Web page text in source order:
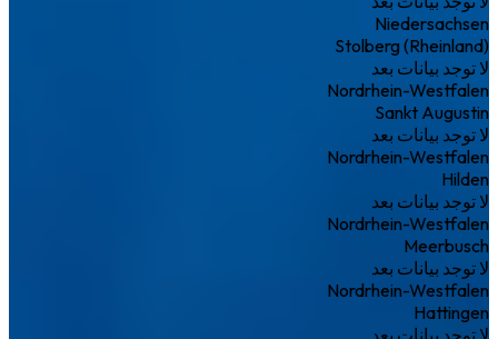
Niedersachsen
Stolberg (Rheinland)
لا توجد بيانات بعد
Nordrhein-Westfalen
Sankt Augustin
لا توجد بيانات بعد
Nordrhein-Westfalen
Hilden
لا توجد بيانات بعد
Nordrhein-Westfalen
Meerbusch
لا توجد بيانات بعد
Nordrhein-Westfalen
Hattingen
لا توجد بيانات بعد